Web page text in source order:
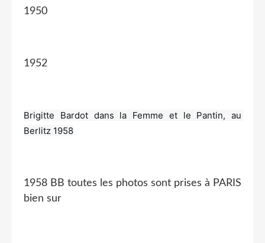
1950
1952
Brigitte Bardot dans la Femme et le Pantin, au
Berlitz 1958
1958 BB toutes les photos sont prises à PARIS
bien sur